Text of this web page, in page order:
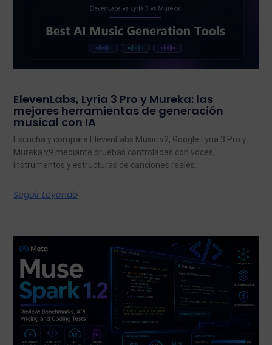
ElevenLabs, Lyria 3 Pro y Mureka: las
mejores herramientas de generación
musical con IA
Escucha y compara ElevenLabs Music v2, Google Lyria 3 Pro y
Mureka v9 mediante pruebas controladas con voces,
instrumentos y estructuras de canciones reales.
Seguir Leyendo